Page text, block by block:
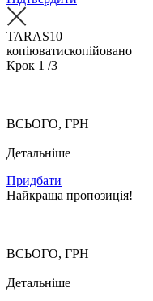
TARAS10
копіюватископійовано
Крок 1 /3
ВСЬОГО, ГРН
Детальніше
Придбати
Найкраща пропозиція!
ВСЬОГО, ГРН
Детальніше